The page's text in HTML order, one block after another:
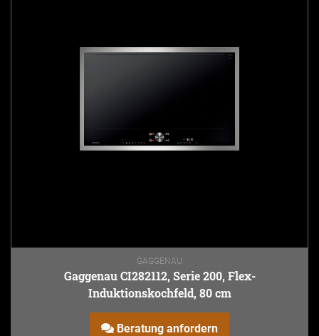
GAGGENAU
Gaggenau CI282112, Serie 200, Flex-
Induktionskochfeld, 80 cm
Beratung anfordern